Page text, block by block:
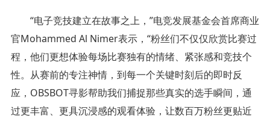
“电子竞技建立在故事之上，”电竞发展基金会首席商业
官Mohammed Al Nimer表示，“粉丝们不仅仅欣赏比赛过
程，他们更想体验每场比赛独有的情绪、紧张感和竞技个
性。从赛前的专注神情，到每一个关键时刻后的即时反
应，OBSBOT寻影帮助我们捕捉那些真实的选手瞬间，通
过更丰富、更具沉浸感的观看体验，让数百万粉丝更贴近